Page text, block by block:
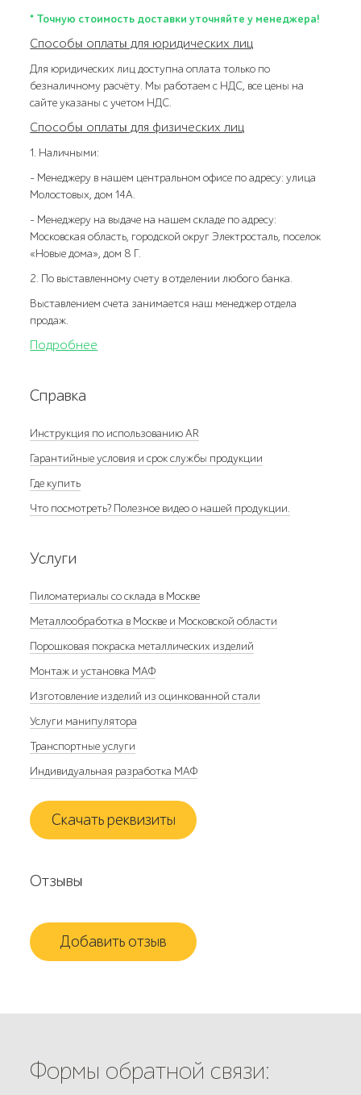
* Точную стоимость доставки уточняйте у менеджера!
Способы оплаты для юридических лиц
Для юридических лиц доступна оплата только по
безналичному расчёту. Мы работаем с НДС, все цены на
сайте указаны с учетом НДС.
Способы оплаты для физических лиц
1. Наличными:
- Менеджеру в нашем центральном офисе по адресу: улица
Молостовых, дом 14А.
- Менеджеру на выдаче на нашем складе по адресу:
Московская область, городской округ Электросталь, поселок
«Новые дома», дом 8 Г.
2. По выставленному счету в отделении любого банка.
Выставлением счета занимается наш менеджер отдела
продаж.
Подробнее
Справка
Инструкция по использованию AR
Гарантийные условия и срок службы продукции
Где купить
Что посмотреть? Полезное видео о нашей продукции.
Услуги
Пиломатериалы со склада в Москве
Металлообработка в Москве и Московской области
Порошковая покраска металлических изделий
Монтаж и установка МАФ
Изготовление изделий из оцинкованной стали
Услуги манипулятора
Транспортные услуги
Индивидуальная разработка МАФ
Скачать реквизиты
Отзывы
Добавить отзыв
Формы обратной связи: